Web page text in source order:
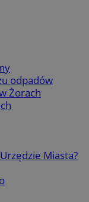
odpadów
Żorach
Miasta?